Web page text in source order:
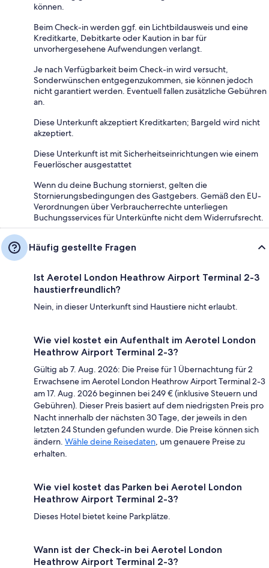
können.
Beim Check-in werden ggf. ein Lichtbildausweis und eine
Kreditkarte, Debitkarte oder Kaution in bar für
unvorhergesehene Aufwendungen verlangt.
Je nach Verfügbarkeit beim Check-in wird versucht,
Sonderwünschen entgegenzukommen, sie können jedoch
nicht garantiert werden. Eventuell fallen zusätzliche Gebühren
an.
Diese Unterkunft akzeptiert Kreditkarten; Bargeld wird nicht
akzeptiert.
Diese Unterkunft ist mit Sicherheitseinrichtungen wie einem
Feuerlöscher ausgestattet
Wenn du deine Buchung stornierst, gelten die
Stornierungsbedingungen des Gastgebers. Gemäß den EU-
Verordnungen über Verbraucherrechte unterliegen
Buchungsservices für Unterkünfte nicht dem Widerrufsrecht.
Häufig gestellte Fragen
Ist Aerotel London Heathrow Airport Terminal 2-3
haustierfreundlich?
Nein, in dieser Unterkunft sind Haustiere nicht erlaubt.
Wie viel kostet ein Aufenthalt im Aerotel London
Heathrow Airport Terminal 2-3?
Gültig ab 7. Aug. 2026: Die Preise für 1 Übernachtung für 2
Erwachsene im Aerotel London Heathrow Airport Terminal 2-3
am 17. Aug. 2026 beginnen bei 249 € (inklusive Steuern und
Gebühren). Dieser Preis basiert auf dem niedrigsten Preis pro
Nacht innerhalb der nächsten 30 Tage, der jeweils in den
letzten 24 Stunden gefunden wurde. Die Preise können sich
ändern. Wähle deine Reisedaten, um genauere Preise zu
erhalten.
Wie viel kostet das Parken bei Aerotel London
Heathrow Airport Terminal 2-3?
Dieses Hotel bietet keine Parkplätze.
Wann ist der Check-in bei Aerotel London
Heathrow Airport Terminal 2-3?